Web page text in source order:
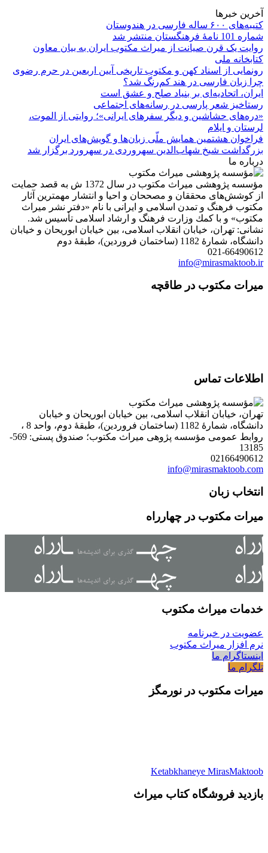
آخرین خبرها
کتیبه‌های ۶۰۰ ساله فارسی در هندوستان
شماره 101 نامۀ فرهنگستان منتشر شد
روایت یک قرن صیانت از میراث مکتوب ایران به بیان معاون
کتابخانه ملی
رونمایی از اسناد کهن و مکتوب تاریخی آیین اربعین در حرم رضوی
چرا زبان فارسی در هند کم‌رنگ شد؟
ایران، اتحادیه‌ای بر بنیاد صلح و عشق است
رستاخیز شعر پارسی در رسانه‌های اجتماعی
«دره‌های حشاشین و دیگر سفرهای ایرانی»؛ روایتی از الموت،
لرستان و ایلام
فراخوان هشتمین همایش ملّی زبان‌ها و گویش‌های ایران
بزرگداشت شیخ شهاب‌الدین سهروردی در سهرورد برگزار شد
درباره ما
مؤسسه پژوهشی میراث مكتوب در سال 1372 ش به قصد حمایت
از كوشش‌های محققان و مصححان و احیا و انتشار مهمترین آثار
مكتوب فرهنگ و تمدن اسلامی و ایرانی با نام «دفتر نشر میراث
مكتوب» و با كمك وزارت فرهنگ و ارشاد اسلامی تأسیس شد.
نشانی: تهران، خیابان انقلاب اسلامی، بین خیابان ابوریحان و خیابان
دانشگاه، شمارۀ 1182 (ساختمان فروردین)، طبقۀ دوم
021-66490612
info@mirasmaktoob.ir
میرات مکتوب در طاقچه
اطلاعات تماس
تهران، خیابان انقلاب اسلامی، بین خیابان ابوریحان و خیابان
دانشگاه، شمارۀ 1182 (ساختمان فروردین)، طبقۀ دوم، واحد 8 ،
روابط عمومی مؤسسه پژوهی میراث مکتوب؛ صندوق پستی: 569-
13185
02166490612
info@mirasmaktoob.com
انتخاب زبان
میرات مکتوب در چهارراه
خدمات میراث مکتوب
عضویت در خبرنامه
نرم افزار میراث مکتوب
اینستاگرام ما
تلگرام ما
میرات مکتوب در نورمگز
Ketabkhaneye MirasMaktoob
بازدید فروشگاه کتاب میراث